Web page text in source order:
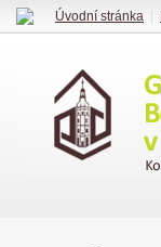
Úvodní stránka